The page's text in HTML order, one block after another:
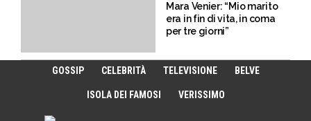
Mara Venier: “Mio marito
era in fin di vita, in coma
per tre giorni”
GOSSIP CELEBRITÀ TELEVISIONE BELVE
ISOLA DEI FAMOSI VERISSIMO